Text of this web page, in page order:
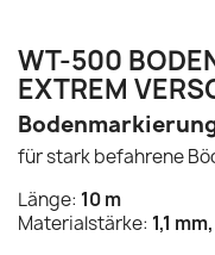
WT-500
EXTREM
für stark befahrene
Länge: 10 m
Materialstärke: 1,1